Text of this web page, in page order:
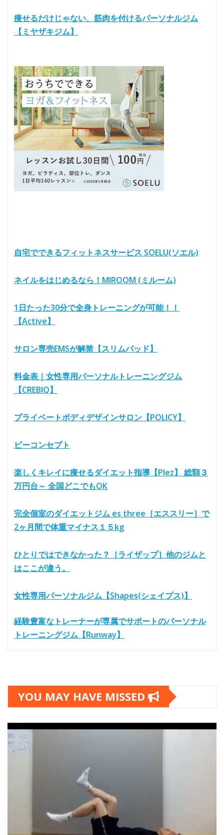
痩せるだけじゃない、筋肉を付けるパーソナルジム
【ミヤザキジム】
自宅でできるフィットネスサービス SOELU(ソエル)
ネイルをはじめるなら！MIROOM (ミルーム)
1日たった30分で全身トレーニングが可能！！
【Active】
サロン専売EMSが解禁【スリムパッド】
料金表｜女性専用パーソナルトレーニングジム
【CREBIQ】
プライベートボディデザインサロン【POLICY】
ビーコンセプト
楽しくキレイに痩せるダイエット指導【Plez】 総額３
万円台～ 全国どこでもOK
完全個室のダイエットジム es three［エススリー］で
2ヶ月間で体重マイナス１５kg
ひとりではできなかった？［ライザップ］他のジムと
はここが違う。
女性専用パーソナルジム【Shapes(シェイプス)】
経験豊富なトレーナーが専属でサポートのパーソナル
トレーニングジム【Runway】
YOU MAY HAVE MISSED